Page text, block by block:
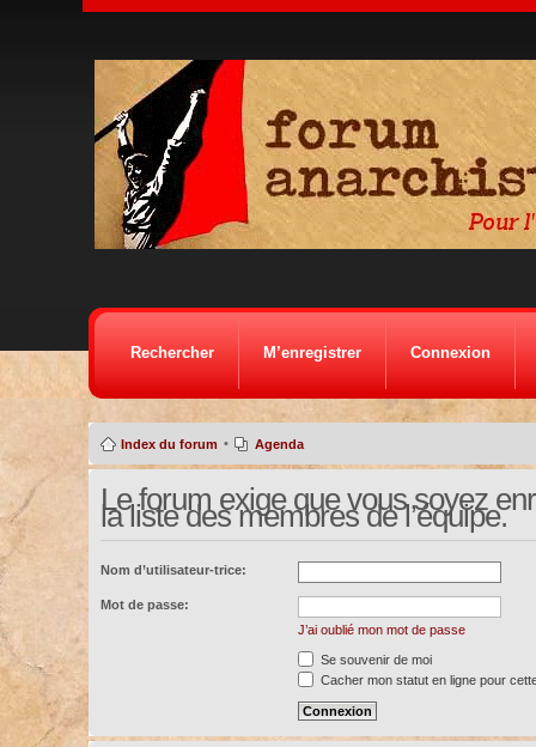
Rechercher M’enregistrer Connexion
Index du forum • Agenda
Le forum exige que vous soyez
la liste des membres de l’équipe.
Nom d’utilisateur-trice:
Mot de passe:
J’ai oublié mon mot de passe
Se souvenir de moi
Cacher mon statut en ligne pour